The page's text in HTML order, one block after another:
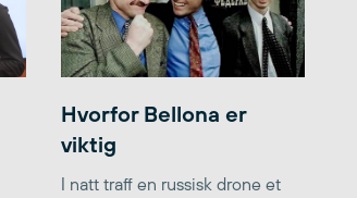
Hvorfor Bellona er
viktig
I natt traff en russisk drone et